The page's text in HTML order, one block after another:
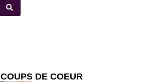
COUPS DE COEUR